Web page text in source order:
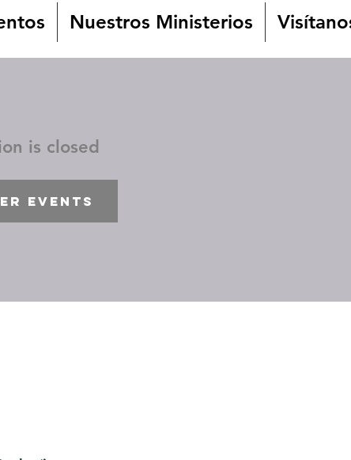
Nuestros Ministerios
is closed
events